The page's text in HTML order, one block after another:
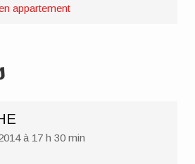
appartement
à 17 h 30 min